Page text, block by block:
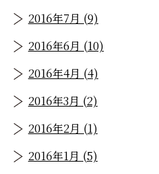
2016年7月 (9)
2016年6月 (10)
2016年4月 (4)
2016年3月 (2)
2016年2月 (1)
2016年1月 (5)